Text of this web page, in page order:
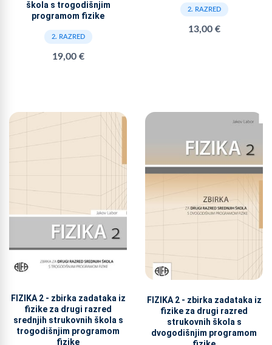
škola s trogodišnjim
programom fizike
2. RAZRED
19,00 €
2. RAZRED
13,00 €
FIZIKA 2 - zbirka zadataka iz
fizike za drugi razred
srednjih strukovnih škola s
trogodišnjim programom
fizike
FIZIKA 2 - zbirka zadataka iz
fizike za drugi razred
strukovnih škola s
dvogodišnjim programom